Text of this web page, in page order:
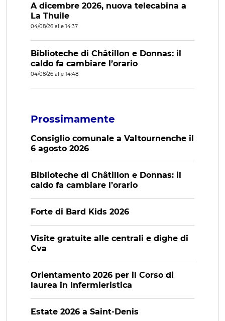
A dicembre 2026, nuova telecabina a
La Thuile
04/08/26 alle 14:37
Biblioteche di Châtillon e Donnas: il
caldo fa cambiare l’orario
04/08/26 alle 14:48
Prossimamente
Consiglio comunale a Valtournenche il
6 agosto 2026
Biblioteche di Châtillon e Donnas: il
caldo fa cambiare l’orario
Forte di Bard Kids 2026
Visite gratuite alle centrali e dighe di
Cva
Orientamento 2026 per il Corso di
laurea in Infermieristica
Estate 2026 a Saint-Denis